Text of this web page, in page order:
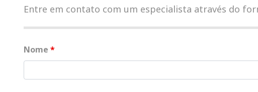
Entre em contato com um especialista através do
Nome *